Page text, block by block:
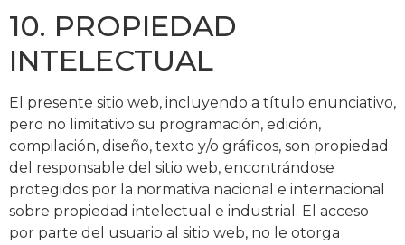
10. PROPIEDAD
INTELECTUAL
El presente sitio web, incluyendo a título enunciativo,
pero no limitativo su programación, edición,
compilación, diseño, texto y/o gráficos, son propiedad
del responsable del sitio web, encontrándose
protegidos por la normativa nacional e internacional
sobre propiedad intelectual e industrial. El acceso
por parte del usuario al sitio web, no le otorga